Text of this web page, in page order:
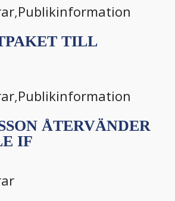
,Publikinformation
TILL
,Publikinformation
ÅTERVÄNDER
IF